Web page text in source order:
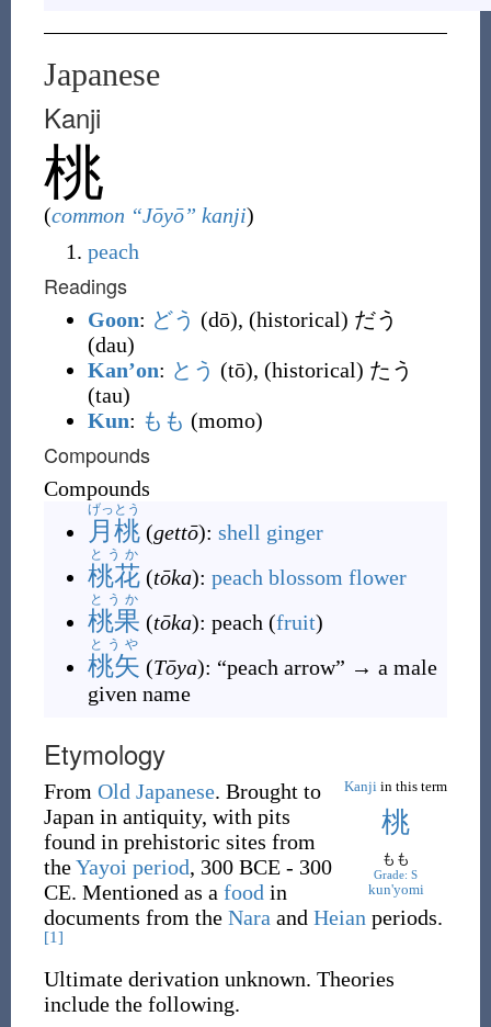
Japanese
Kanji
桃
(common “Jōyō” kanji)
peach
Readings
Goon: どう (dō), (historical) だう
(dau)
Kan’on: とう (tō), (historical) たう
(tau)
Kun: もも (momo)
Compounds
Compounds
月桃
げっとう
(gettō): shell ginger
桃花
とうか
(tōka): peach blossom flower
桃果
とうか
(tōka): peach (fruit)
桃矢
とうや
(Tōya): “peach arrow” → a male
given name
Etymology
Kanji in this term
桃
もも
Grade: S
kun'yomi
From Old Japanese. Brought to
Japan in antiquity, with pits
found in prehistoric sites from
theYayoi period, 300 BCE - 300
CE. Mentioned as a food in
documents from the Nara and Heian periods.
[1]
Ultimate derivation unknown. Theories
include the following.